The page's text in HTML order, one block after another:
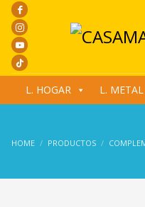
L. HOGAR L. METAL
HOME PRODUCTOS